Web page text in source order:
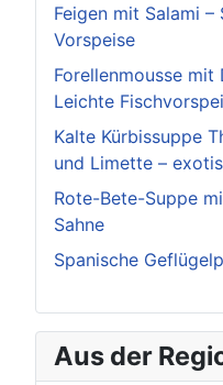
Feigen mit Salami
Vorspeise
Forellenmousse
Leichte
Kalte Kürbissuppe
und Limette –
Rote-Bete-Suppe
Sahne
Spanische
Aus der